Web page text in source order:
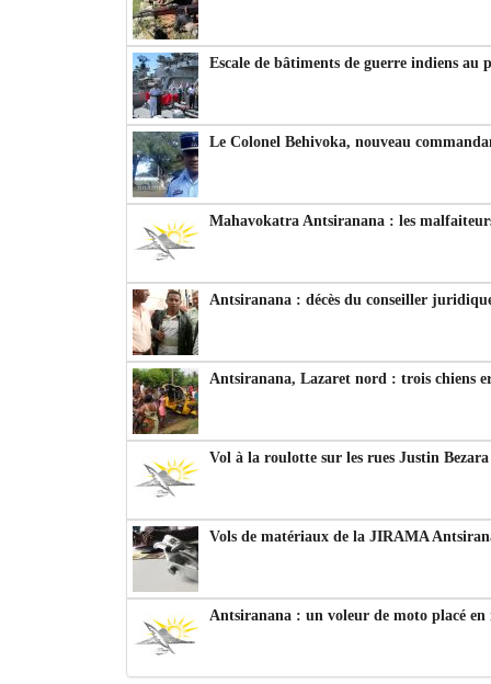
Escale de bâtiments de guerre indiens au
Le Colonel Behivoka, nouveau
Mahavokatra Antsiranana : les
Antsiranana : décès du conseiller
Antsiranana, Lazaret nord : trois chiens
Vol à la roulotte sur les rues Justin
Vols de matériaux de la JIRAMA
Antsiranana : un voleur de moto placé en